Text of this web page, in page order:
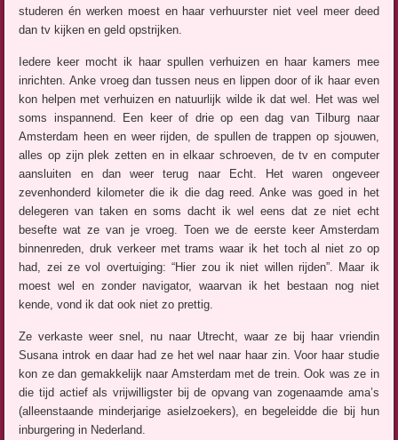
studeren én werken moest en haar verhuurster niet veel meer deed
dan tv kijken en geld opstrijken.
Iedere keer mocht ik haar spullen verhuizen en haar kamers mee
inrichten. Anke vroeg dan tussen neus en lippen door of ik haar even
kon helpen met verhuizen en natuurlijk wilde ik dat wel. Het was wel
soms inspannend. Een keer of drie op een dag van Tilburg naar
Amsterdam heen en weer rijden, de spullen de trappen op sjouwen,
alles op zijn plek zetten en in elkaar schroeven, de tv en computer
aansluiten en dan weer terug naar Echt. Het waren ongeveer
zevenhonderd kilometer die ik die dag reed. Anke was goed in het
delegeren van taken en soms dacht ik wel eens dat ze niet echt
besefte wat ze van je vroeg. Toen we de eerste keer Amsterdam
binnenreden, druk verkeer met trams waar ik het toch al niet zo op
had, zei ze vol overtuiging: “Hier zou ik niet willen rijden”. Maar ik
moest wel en zonder navigator, waarvan ik het bestaan nog niet
kende, vond ik dat ook niet zo prettig.
Ze verkaste weer snel, nu naar Utrecht, waar ze bij haar vriendin
Susana introk en daar had ze het wel naar haar zin. Voor haar studie
kon ze dan gemakkelijk naar Amsterdam met de trein. Ook was ze in
die tijd actief als vrijwilligster bij de opvang van zogenaamde ama’s
(alleenstaande minderjarige asielzoekers), en begeleidde die bij hun
inburgering in Nederland.